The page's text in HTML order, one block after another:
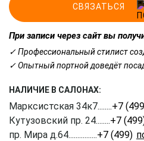
СВЯЗАТЬСЯ
При записи через сайт вы
✓ Профессиональный стилист
✓ Опытный портной доведёт
НАЛИЧИЕ В САЛОНАХ:
Марксистская 34к7........+7
Кутузовский пр. 24........+7
пр. Мира д.64................+7 (499)